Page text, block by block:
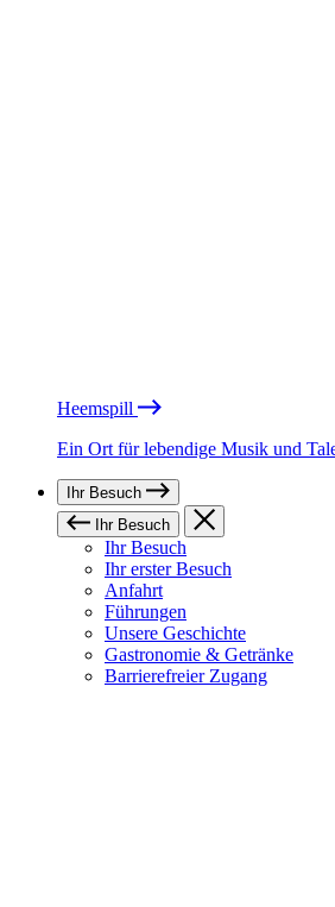
Heemspill
Ein Ort für lebendige Musik und
Ihr Besuch
Ihr Besuch
Ihr Besuch
Ihr erster Besuch
Anfahrt
Führungen
Unsere Geschichte
Gastronomie & Getränke
Barrierefreier Zugang